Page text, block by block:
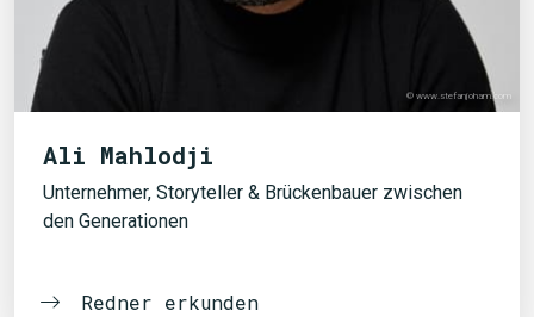
© www.stefanjoham.com
Ali Mahlodji
Unternehmer, Storyteller & Brückenbauer zwischen
den Generationen
Redner erkunden